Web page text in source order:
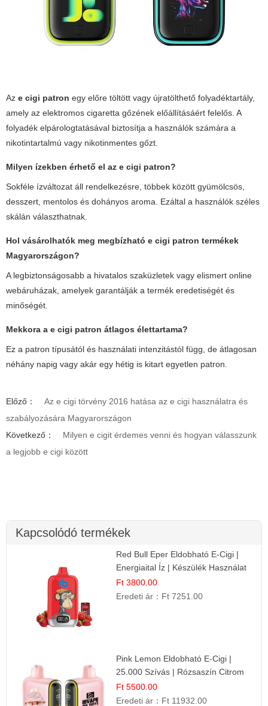
Az e cigi patron egy előre töltött vagy újratölthető folyadéktartály,
amely az elektromos cigaretta gőzének előállításáért felelős. A
folyadék elpárologtatásával biztosítja a használók számára a
nikotintartalmú vagy nikotinmentes gőzt.
Milyen ízekben érhető el az e cigi patron?
Sokféle ízváltozat áll rendelkezésre, többek között gyümölcsös,
desszert, mentolos és dohányos aroma. Ezáltal a használók széles
skálán választhatnak.
Hol vásárolhatók meg megbízható e cigi patron termékek
Magyarországon?
A legbiztonságosabb a hivatalos szaküzletek vagy elismert online
webáruházak, amelyek garantálják a termék eredetiségét és
minőségét.
Mekkora a e cigi patron átlagos élettartama?
Ez a patron típusától és használati intenzitástól függ, de átlagosan
néhány napig vagy akár egy hétig is kitart egyetlen patron.
Előző：
Az e cigi törvény 2016 hatása az e cigi használatra és
szabályozására Magyarországon
Következő：
Milyen e cigit érdemes venni és hogyan válasszunk
a legjobb e cigi között
Kapcsolódó termékek
Red Bull Eper Eldobható E-Cigi |
Energiaital Íz | Készülék Használat
Ft 3800.00
Eredeti ár： Ft 7251.00
Pink Lemon Eldobható E-Cigi |
25.000 Szívás | Rózsaszín Citrom
Íz
Ft 5500.00
Eredeti ár： Ft 11932.00